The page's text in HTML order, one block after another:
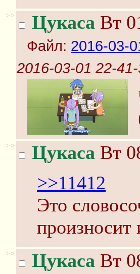
>> Цукаса Вт
Файл: 2016-03-
2016-03-01 22-
>> Цукаса Вт
>>11412
Это
произносит
>> Цукаса Вт